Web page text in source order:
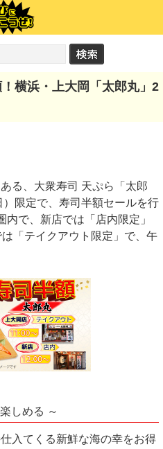
横浜・上大岡「太郎丸」2
る、大衆寿司 天ぷら「太郎
限定で、寿司半額セールを行
で、新店では「店内限定」
「テイクアウト限定」で、午
しめる ～
入てくる新鮮な海の幸をお得